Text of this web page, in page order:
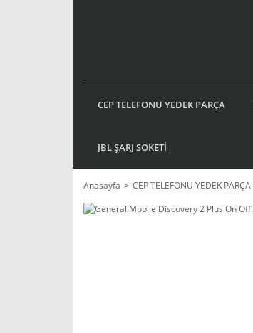
CEP TELEFONU YEDEK PARÇA
JBL ŞARJ SOKETİ
Anasayfa CEP TELEFONU YEDEK PARÇA